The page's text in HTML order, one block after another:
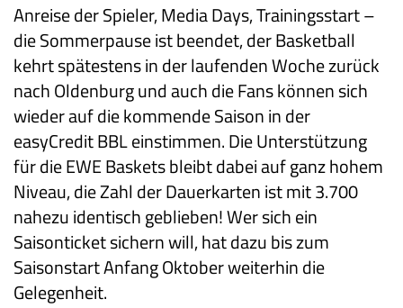
Anreise der Spieler, Media Days, Trainingsstart –
die Sommerpause ist beendet, der Basketball
kehrt spätestens in der laufenden Woche zurück
nach Oldenburg und auch die Fans können sich
wieder auf die kommende Saison in der
easyCredit BBL einstimmen. Die Unterstützung
für die EWE Baskets bleibt dabei auf ganz hohem
Niveau, die Zahl der Dauerkarten ist mit 3.700
nahezu identisch geblieben! Wer sich ein
Saisonticket sichern will, hat dazu bis zum
Saisonstart Anfang Oktober weiterhin die
Gelegenheit.